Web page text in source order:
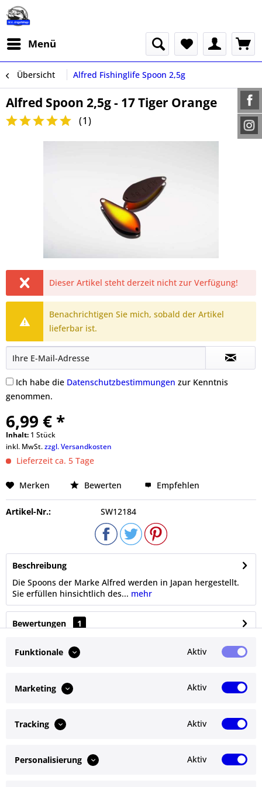
Menü
Übersicht Alfred Fishinglife Spoon 2,5g
Alfred Spoon 2,5g - 17 Tiger Orange
(1)
Dieser Artikel steht derzeit nicht zur Verfügung!
Benachrichtigen Sie mich, sobald der Artikel
lieferbar ist.
Ich habe die Datenschutzbestimmungen zur Kenntnis
genommen.
6,99 € *
Inhalt: 1 Stück
inkl. MwSt.zzgl. Versandkosten
Lieferzeit ca. 5 Tage
Merken Bewerten Empfehlen
Artikel-Nr.: SW12184
Beschreibung
Die Spoons der Marke Alfred werden in Japan hergestellt.
Sie erfüllen hinsichtlich des... mehr
Bewertungen
1
Kunden haben sich ebenfalls angesehen
Service Hotline
Funktionale Aktiv
Marketing Aktiv
Tracking Aktiv
Personalisierung Aktiv